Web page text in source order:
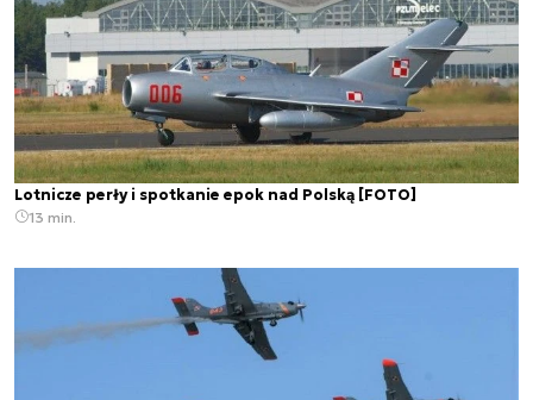
Lotnicze perły i spotkanie epok nad Polską [FOTO]
13 min.